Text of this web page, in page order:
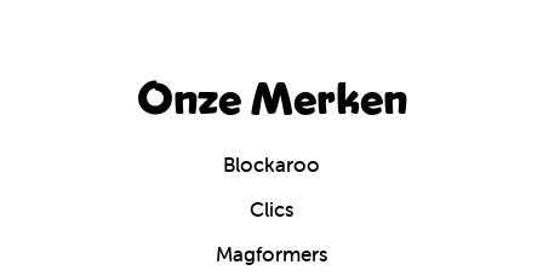
Onze Merken
Blockaroo
Clics
Magformers